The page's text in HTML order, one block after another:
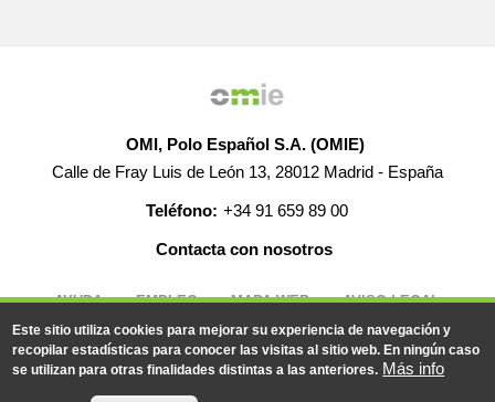
OMI, Polo Español S.A. (OMIE)
Calle de Fray Luis de León 13, 28012 Madrid - España
Teléfono: +34 91 659 89 00
Contacta con nosotros
© 2019-2026 - Todos los derechos reservados
AYUDA EMPLEO MAPA WEB AVISO LEGAL
Este sitio utiliza cookies para mejorar su experiencia de navegación y
recopilar estadísticas para conocer las visitas al sitio web. En ningún caso
se utilizan para otras finalidades distintas a las anteriores. Más info